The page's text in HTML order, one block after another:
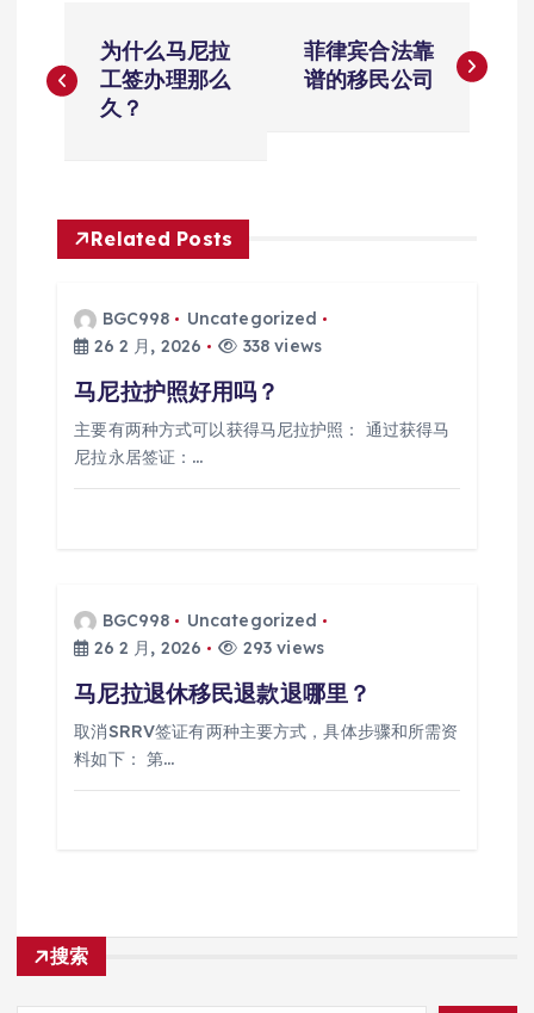
章
航
为什么马尼拉
工签办理那么
久？
菲律宾合法靠
谱的移民公司
Related Posts
BGC998
Uncategorized
26 2 月, 2026
338 views
马尼拉护照好用吗？
主要有两种方式可以获得马尼拉护照： 通过获得马
尼拉永居签证：…
BGC998
Uncategorized
26 2 月, 2026
293 views
马尼拉退休移民退款退哪里？
取消SRRV签证有两种主要方式，具体步骤和所需资
料如下： 第…
搜索